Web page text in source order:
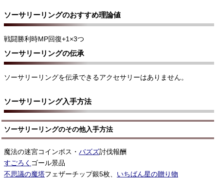
ソーサリーリングのおすすめ理論値
戦闘勝利時MP回復+1×3つ
ソーサリーリングの伝承
ソーサリーリングを伝承できるアクセサリーはありません。
ソーサリーリング入手方法
ソーサリーリングのその他入手方法
魔法の迷宮コインボス・ バズズ討伐報酬
すごろく ゴール景品
不思議の魔塔フェザーチップ銀5枚、 いちばん星の贈り物